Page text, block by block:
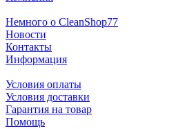
Немного о CleanShop77
Новости
Контакты
Информация
Условия оплаты
Условия доставки
Гарантия на товар
Помощь